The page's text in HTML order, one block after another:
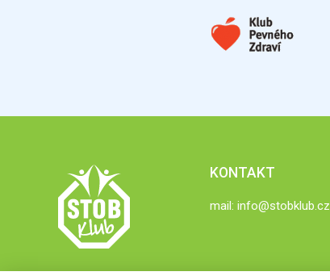
KONTAKT
mail: info@stobklub.cz